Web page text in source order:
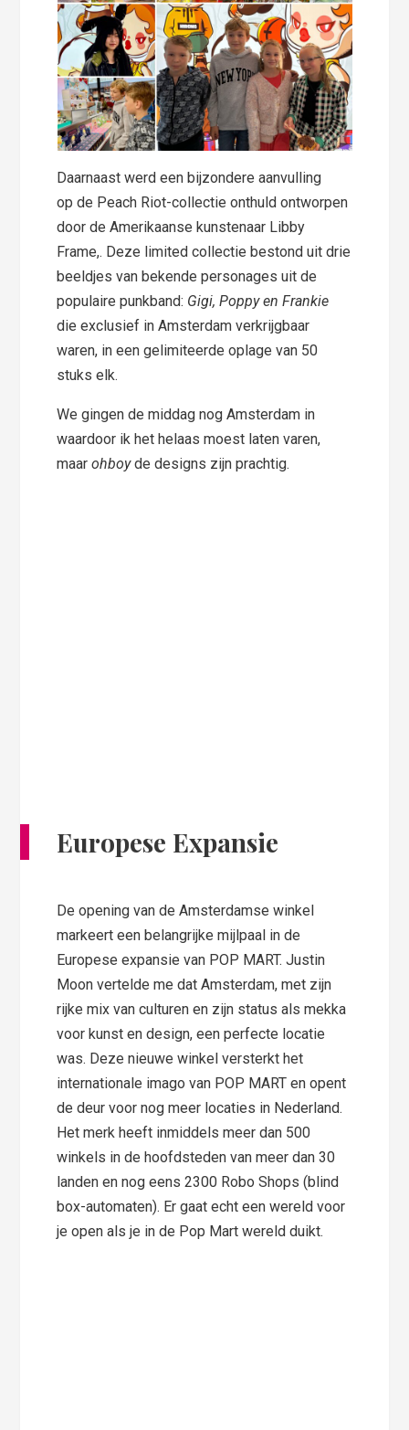
Daarnaast werd een bijzondere aanvulling
op de Peach Riot-collectie onthuld ontworpen
door de Amerikaanse kunstenaar Libby
Frame,. Deze limited collectie bestond uit drie
beeldjes van bekende personages uit de
populaire punkband: Gigi, Poppy en Frankie
die exclusief in Amsterdam verkrijgbaar
waren, in een gelimiteerde oplage van 50
stuks elk.
We gingen de middag nog Amsterdam in
waardoor ik het helaas moest laten varen,
maarohboyde designs zijn prachtig.
Europese Expansie
De opening van de Amsterdamse winkel
markeert een belangrijke mijlpaal in de
Europese expansie van POP MART. Justin
Moon vertelde me dat Amsterdam, met zijn
rijke mix van culturen en zijn status als mekka
voor kunst en design, een perfecte locatie
was. Deze nieuwe winkel versterkt het
internationale imago van POP MART en opent
de deur voor nog meer locaties in Nederland.
Het merk heeft inmiddels meer dan 500
winkels in de hoofdsteden van meer dan 30
landen en nog eens 2300 Robo Shops (blind
box-automaten). Er gaat echt een wereld voor
je open als je in de Pop Mart wereld duikt.